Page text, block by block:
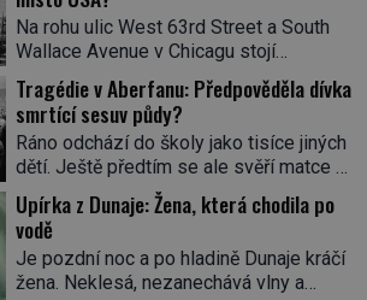
světlech, zrádných proudech i mořských
dracích, kteří měli tyto končiny střežit už
v dávných legendách. Je tichomořský
Dračí trojúhelník skutečně prokletým
místem, nebo se zde jen nebezpečná
příroda proměnila v jednu z
nejpůsobivějších námořních záhad? […]
Na rohu ulic West 63rd Street a South
Wallace Avenue v Chicagu stojí
nenápadná pošta. Nemá žádný speciální
nápis ani pamětní desku. A přesto prý
místní zaměstnanci neradi chodí do
sklepa. Právě tady totiž sídlil sériový
vrah H. H. Holmes a také
nejpropracovanější past na lidi
v dějinách americké kriminalistiky.
Herman Webster Mudgett (1861–1896)
přijíždí […]
Tragédie v Aberfanu: Předpověděla dívka
smrtící sesuv půdy?
Ráno odchází do školy jako tisíce jiných
dětí. Ještě předtím se ale svěří matce s
podivným snem. Ve škole, kterou dobře
zná, tentokrát nevidí budovu ani
spolužáky. Místo nich se před ní tyčí
cosi temného. O několik hodin později je
mrtvá. Mohla devítiletá Zahlédla vlastní
Upírka z Dunaje: Žena, která chodila po
vodě
Je pozdní noc a po hladině Dunaje kráčí
žena. Neklesá, nezanechává vlny a